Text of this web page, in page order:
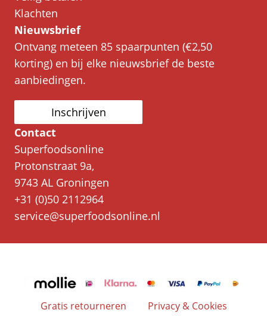
Klachten
Nieuwsbrief
Ontvang meteen 85 spaarpunten (€2,50
korting) en bij elke nieuwsbrief de beste
aanbiedingen.
Inschrijven
Contact
Superfoodsonline
Protonstraat 9a,
9743 AL Groningen
+31 (0)50 2112964
service@superfoodsonline.nl
Gratis retourneren
Privacy & Cookies